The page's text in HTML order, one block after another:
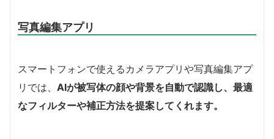
写真編集アプリ
スマートフォンで使えるカメラアプリや写真編集アプ
リでは、 AIが被写体の顔や背景を自動で認識し、最適
なフィルターや補正方法を提案してくれます。